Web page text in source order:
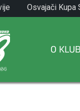
Osvajači Kupa
1982.
O